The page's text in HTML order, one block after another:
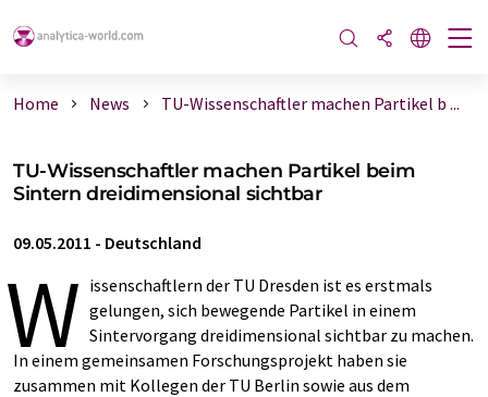
Home News TU-Wissenschaftler machen Partikel b ...
TU-Wissenschaftler machen Partikel beim
Sintern dreidimensional sichtbar
09.05.2011 - Deutschland
W issenschaftlern der TU Dresden ist es erstmals
gelungen, sich bewegende Partikel in einem
Sintervorgang dreidimensional sichtbar zu machen.
In einem gemeinsamen Forschungsprojekt haben sie
zusammen mit Kollegen der TU Berlin sowie aus dem